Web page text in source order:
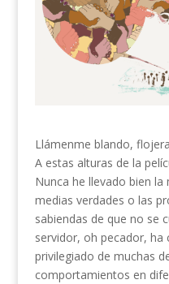
Llámenme blando,
A estas alturas de la
Nunca he llevado bien
medias verdades o las
sabiendas de que no se
servidor, oh pecador, ha
privilegiado de muchas
comportamientos en